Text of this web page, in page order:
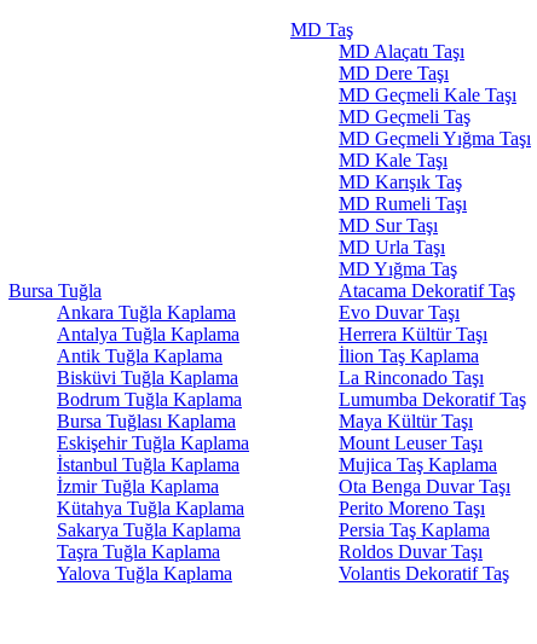
Bursa Tuğla
Ankara Tuğla Kaplama
Antalya Tuğla Kaplama
Antik Tuğla Kaplama
Bisküvi Tuğla Kaplama
Bodrum Tuğla Kaplama
Bursa Tuğlası Kaplama
Eskişehir Tuğla Kaplama
İstanbul Tuğla Kaplama
İzmir Tuğla Kaplama
Kütahya Tuğla Kaplama
Sakarya Tuğla Kaplama
Taşra Tuğla Kaplama
Yalova Tuğla Kaplama
MD Taş
MD Alaçatı Taşı
MD Dere Taşı
MD Geçmeli Kale Taşı
MD Geçmeli Taş
MD Geçmeli Yığma Taşı
MD Kale Taşı
MD Karışık Taş
MD Rumeli Taşı
MD Sur Taşı
MD Urla Taşı
MD Yığma Taş
Atacama Dekoratif Taş
Evo Duvar Taşı
Herrera Kültür Taşı
İlion Taş Kaplama
La Rinconado Taşı
Lumumba Dekoratif Taş
Maya Kültür Taşı
Mount Leuser Taşı
Mujica Taş Kaplama
Ota Benga Duvar Taşı
Perito Moreno Taşı
Persia Taş Kaplama
Roldos Duvar Taşı
Volantis Dekoratif Taş